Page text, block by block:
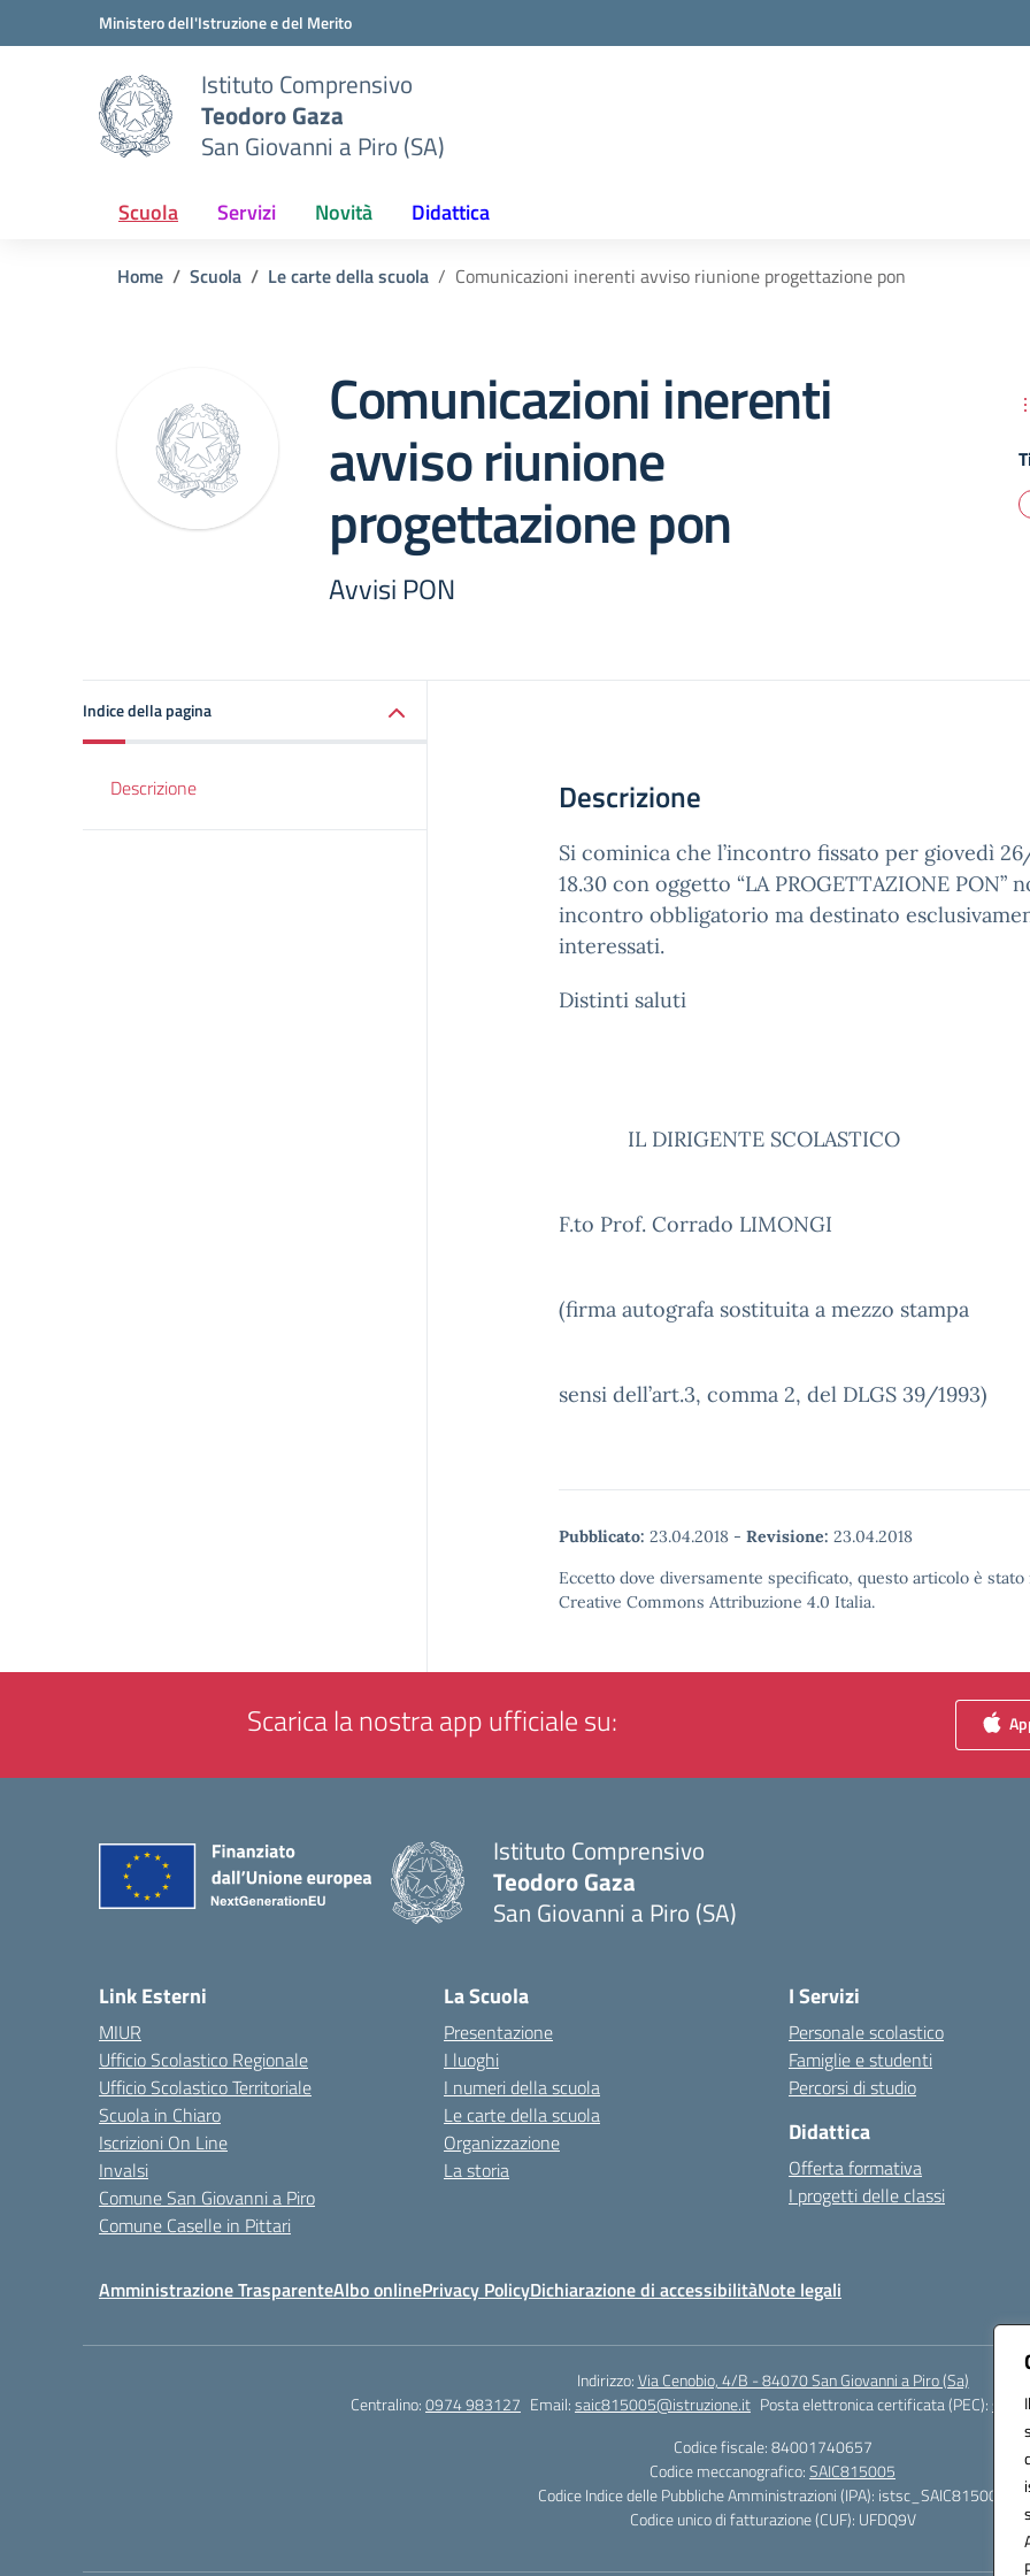
Vai ai contenuti
Vai al menu di navigazioneMinistero dell'Istruzione e del Merito
Istituto Comprensivo
Teodoro Gaza
San Giovanni a Piro (SA)
Scuola Servizi Novità Didattica
Home Scuola Le carte della scuola Comunicazioni inerenti avviso riunione progettazione pon
Comunicazioni inerenti
avviso riunione
progettazione pon
Avvisi PON
Indice della pagina
Descrizione Descrizione
Si cominica che l’incontro fissato per giovedì
18.30 con oggetto “LA PROGETTAZIONE PON”
incontro obbligatorio ma destinato
interessati.
Distinti saluti
IL DIRIGENTE SCOLASTICO
F.to Prof. Corrado LIMONGI
(firma autografa sostituita a mezzo stampa
sensi dell’art.3, comma 2, del DLGS 39/1993)
Pubblicato: 23.04.2018 - Revisione: 23.04.2018
Eccetto dove diversamente specificato, questo articolo è
Creative Commons Attribuzione 4.0 Italia.
Scarica la nostra app ufficiale su:
Istituto Comprensivo
Teodoro Gaza
San Giovanni a Piro (SA)
Link Esterni
MIUR
Ufficio Scolastico Regionale
Ufficio Scolastico Territoriale
Scuola in Chiaro
Iscrizioni On Line
Invalsi
Comune San Giovanni a Piro
Comune Caselle in Pittari
La Scuola
Presentazione
I luoghi
I numeri della scuola
Le carte della scuola
Organizzazione
La storia
I Servizi
Personale scolastico
Famiglie e studenti
Percorsi di studio
Didattica
Offerta formativa
I progetti delle classi
Amministrazione TrasparenteAlbo onlinePrivacy PolicyDichiarazione di accessibilitàNote legali
Indirizzo:Via Cenobio, 4/B - 84070 San Giovanni a Piro (Sa)
Centralino:0974 983127 Email:saic815005@istruzione.it Posta elettronica certificata (PEC):
Codice fiscale: 84001740657
Codice meccanografico:SAIC815005
Codice Indice delle Pubbliche Amministrazioni (IPA): istsc_SAIC815005
Codice unico di fatturazione (CUF): UFDQ9V